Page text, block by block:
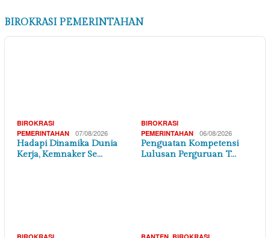
BIROKRASI PEMERINTAHAN
BIROKRASI
PEMERINTAHAN
07/08/2026
Hadapi Dinamika Dunia
Kerja, Kemnaker Se…
BIROKRASI
PEMERINTAHAN
06/08/2026
Penguatan Kompetensi
Lulusan Perguruan T…